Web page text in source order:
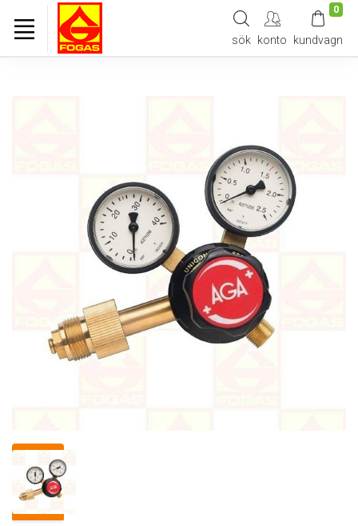
sök konto
0
kundvagn